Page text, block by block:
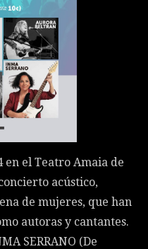
en el Teatro Amaia de
acústico,
de mujeres, que han
autoras y cantantes.
SERRANO (De